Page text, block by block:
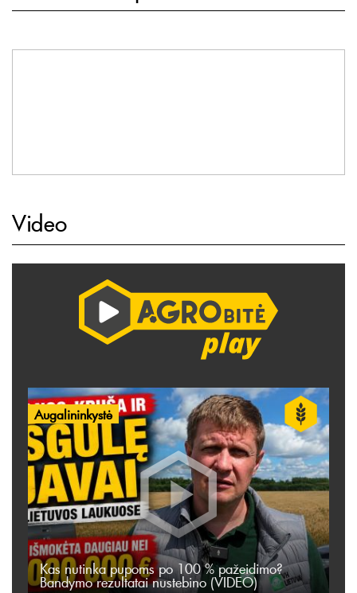
Video
Augalininkystė
Kas nutinka pupoms po 100 % pažeidimo?
Bandymo rezultatai nustebino (VIDEO)